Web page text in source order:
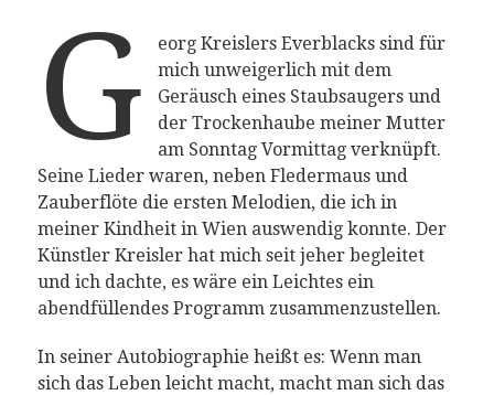
G
eorg Kreislers Everblacks sind für
mich unweigerlich mit dem
Geräusch eines Staubsaugers und
der Trockenhaube meiner Mutter
am Sonntag Vormittag verknüpft.
Seine Lieder waren, neben Fledermaus und
Zauberflöte die ersten Melodien, die ich in
meiner Kindheit in Wien auswendig konnte. Der
Künstler Kreisler hat mich seit jeher begleitet
und ich dachte, es wäre ein Leichtes ein
abendfüllendes Programm zusammenzustellen.
In seiner Autobiographie heißt es: Wenn man
sich das Leben leicht macht, macht man sich das